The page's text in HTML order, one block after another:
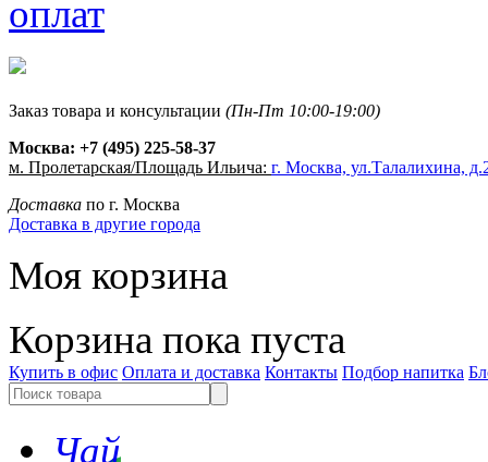
Заказ товара и консультации (Пн-Пт 10:00-19:00)
Москва: +7 (495) 225-58-37
м. Пролетарская/Площадь Ильича: г. Москва, ул.Талалихина,
Доставка по г. Москва
Доставка в другие города
Моя корзина
Корзина пока пуста
Купить в офис Оплата и доставка Контакты Подбор напитка
Чай